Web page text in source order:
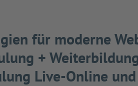
für moderne
+
Live-Online